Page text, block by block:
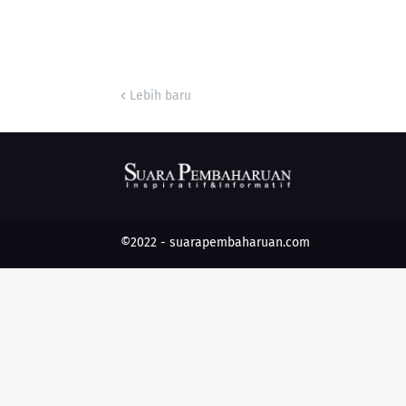
Lebih baru
©2022 - suarapembaharuan.com